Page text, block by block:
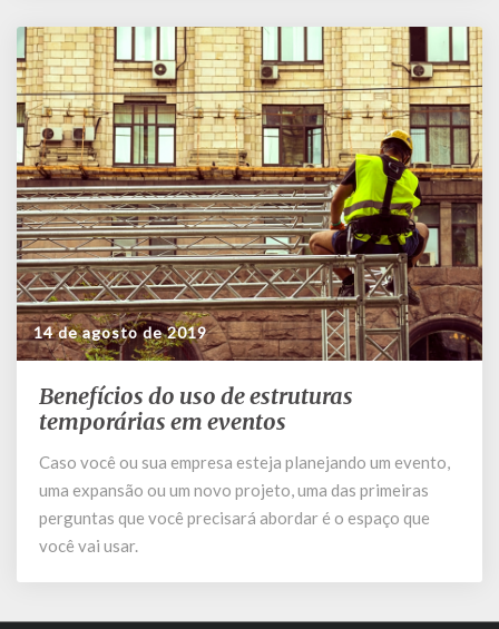
14 de agosto de 2019
Benefícios
do
de
estruturas
temporárias
em
Benefícios do uso de estruturas
temporárias em eventos
Caso você ou sua empresa esteja planejando um evento,
uma expansão ou um novo projeto, uma das primeiras
perguntas que você precisará abordar é o espaço que
você vai usar.